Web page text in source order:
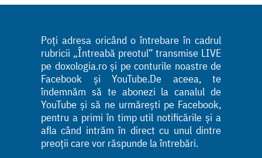
Poți adresa oricând o întrebare în cadrul
rubricii „Întreabă preotul” transmise LIVE
pe doxologia.ro și pe conturile noastre de
Facebook și YouTube.De aceea, te
îndemnăm să te abonezi la canalul de
YouTube și să ne urmărești pe Facebook,
pentru a primi în timp util notificările și a
afla când intrăm în direct cu unul dintre
preoții care vor răspunde la întrebări.